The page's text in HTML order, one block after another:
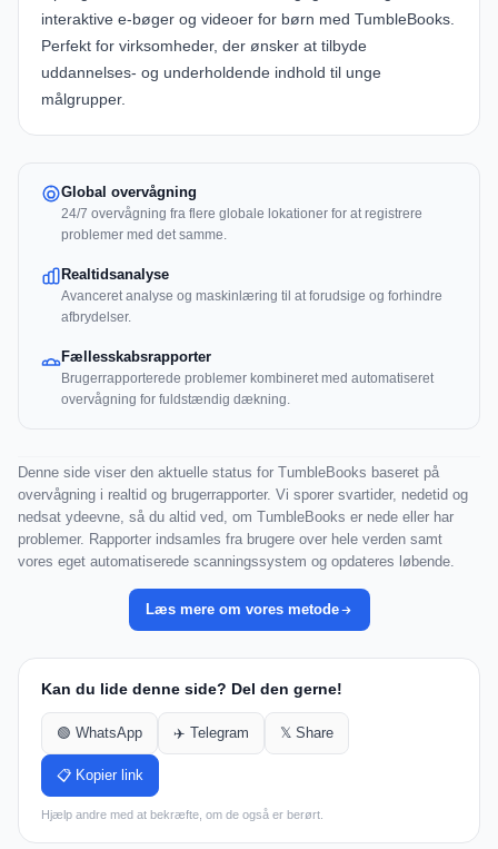
interaktive e-bøger og videoer for børn med TumbleBooks.
Perfekt for virksomheder, der ønsker at tilbyde
uddannelses- og underholdende indhold til unge
målgrupper.
Global overvågning
24/7 overvågning fra flere globale lokationer for at registrere
problemer med det samme.
Realtidsanalyse
Avanceret analyse og maskinlæring til at forudsige og forhindre
afbrydelser.
Fællesskabsrapporter
Brugerrapporterede problemer kombineret med automatiseret
overvågning for fuldstændig dækning.
Denne side viser den aktuelle status for TumbleBooks baseret på
overvågning i realtid og brugerrapporter. Vi sporer svartider, nedetid og
nedsat ydeevne, så du altid ved, om TumbleBooks er nede eller har
problemer. Rapporter indsamles fra brugere over hele verden samt
vores eget automatiserede scanningssystem og opdateres løbende.
Læs mere om vores metode
Kan du lide denne side? Del den gerne!
🟢 WhatsApp ✈️ Telegram 𝕏 Share
📋 Kopier link
Hjælp andre med at bekræfte, om de også er berørt.